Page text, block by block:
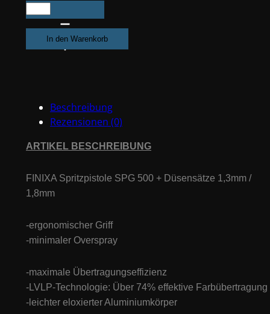
FINIXA
Spritzpistole
SPG500
+
1.8mm
Menge
In den Warenkorb
Beschreibung
Rezensionen (0)
ARTIKEL BESCHREIBUNG
FINIXA Spritzpistole SPG 500 + Düsensätze 1,3mm /
1,8mm
-ergonomischer Griff
-minimaler Overspray
-maximale Übertragungseffizienz
-LVLP-Technologie: Über 74% effektive Farbübertragung
-leichter eloxierter Aluminiumkörper